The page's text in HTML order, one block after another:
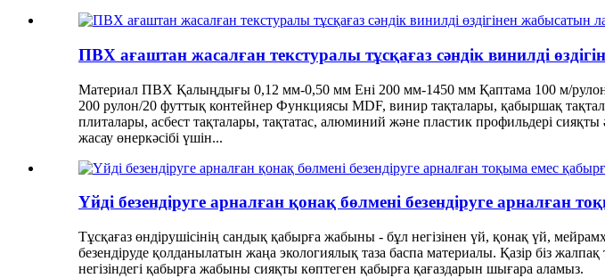
ПВХ ағаштан жасалған текстуралы тұсқағаз сәндік винилді
Материал ПВХ Қалыңдығы 0,12 мм-0,50 мм Ені 200 мм-1450 мм Қаптама 100 м/рулон
200 рулон/20 футтық контейнер Функциясы MDF, винир тақталары, қабыршақ
плиталары, асбест тақталары, тақтатас, алюминий және пластик профильдері
жасау өнеркәсібі үшін...
Үйді безендіруге арналған қонақ бөлмені безендіруге арналған
Тұсқағаз өндірушісінің сандық қабырға жабыны - бұл негізінен үй, қонақ үй,
безендіруде қолданылатын жаңа экологиялық таза баспа материалы. Қазір біз
негізіндегі қабырға жабыны сияқты көптеген қабырға қағаздарын шығара аламыз.